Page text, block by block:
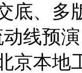
底、多
线预
京本地